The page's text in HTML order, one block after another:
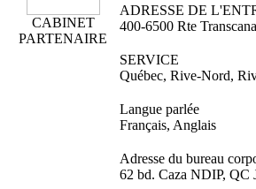
CABINET
PARTENAIRE
ADRESSE DE
400-6500 Rte
SERVICE
Québec, Rive-Nord,
Langue parlée
Français, Anglais
Adresse du bureau
62 bd. Caza NDIP, QC